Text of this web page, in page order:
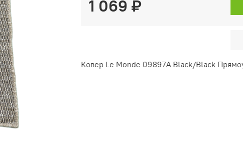
1 069 ₽
Ковер Le Monde 09897A Black/Black